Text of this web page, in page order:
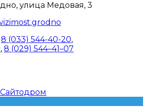
улица Медовая, 3
8 (033) 544-40-20,
, 8 (029) 544–41–07
Сайтодром